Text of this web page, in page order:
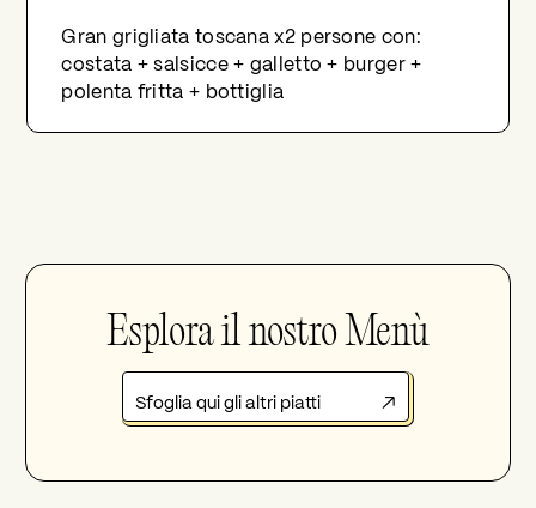
Gran grigliata toscana x2 persone con:
costata + salsicce + galletto + burger +
polenta fritta + bottiglia
Esplora il nostro Menù
Sfoglia qui gli altri piatti ↗